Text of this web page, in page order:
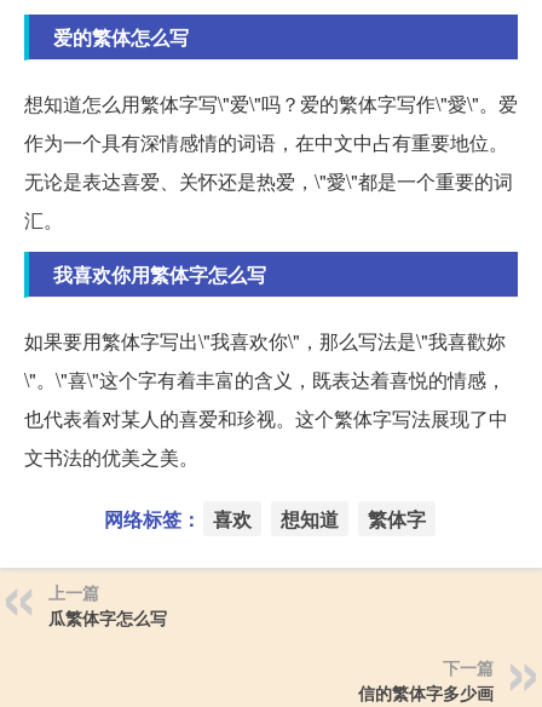
爱的繁体怎么写
想知道怎么用繁体字写\"爱\"吗？爱的繁体字写作\"愛\"。爱
作为一个具有深情感情的词语，在中文中占有重要地位。
无论是表达喜爱、关怀还是热爱，\"愛\"都是一个重要的词
汇。
我喜欢你用繁体字怎么写
如果要用繁体字写出\"我喜欢你\"，那么写法是\"我喜歡妳
\"。\"喜\"这个字有着丰富的含义，既表达着喜悦的情感，
也代表着对某人的喜爱和珍视。这个繁体字写法展现了中
文书法的优美之美。
网络标签： 喜欢 想知道 繁体字
上一篇
瓜繁体字怎么写
下一篇
信的繁体字多少画